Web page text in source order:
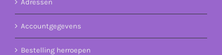
Accountgegevens
Bestelling herroepen